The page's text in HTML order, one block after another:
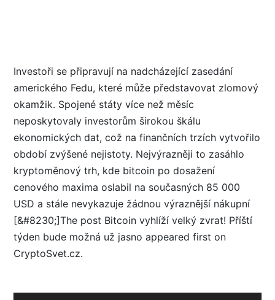
Investoři se připravují na nadcházející zasedání
amerického Fedu, které může představovat zlomový
okamžik. Spojené státy více než měsíc
neposkytovaly investorům širokou škálu
ekonomických dat, což na finančních trzích vytvořilo
období zvýšené nejistoty. Nejvýrazněji to zasáhlo
kryptoměnový trh, kde bitcoin po dosažení
cenového maxima oslabil na současných 85 000
USD a stále nevykazuje žádnou výraznější nákupní
[&#8230;]The post Bitcoin vyhlíží velký zvrat! Příští
týden bude možná už jasno appeared first on
CryptoSvet.cz.